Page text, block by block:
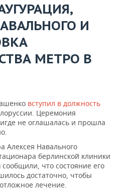
И
МЕТРО В
вступил в должность
Церемония
не оглашалась и прошла
Алексея Навального
берлинской клиники
что состояние его
достаточно, чтобы
лечение.